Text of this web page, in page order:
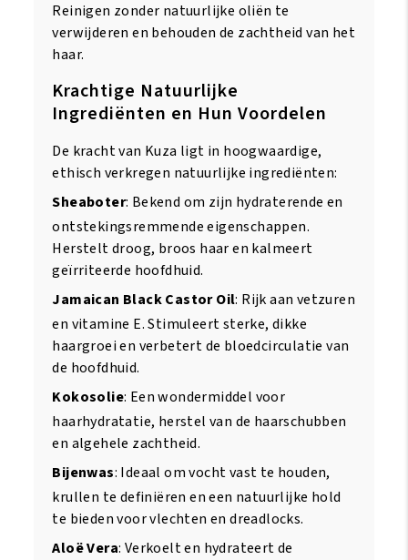
Reinigen zonder natuurlijke oliën te
verwijderen en behouden de zachtheid van het
haar.
Krachtige Natuurlijke
Ingrediënten en Hun Voordelen
De kracht van Kuza ligt in hoogwaardige,
ethisch verkregen natuurlijke ingrediënten:
Sheaboter: Bekend om zijn hydraterende en
ontstekingsremmende eigenschappen.
Herstelt droog, broos haar en kalmeert
geïrriteerde hoofdhuid.
Jamaican Black Castor Oil: Rijk aan vetzuren
en vitamine E. Stimuleert sterke, dikke
haargroei en verbetert de bloedcirculatie van
de hoofdhuid.
Kokosolie: Een wondermiddel voor
haarhydratatie, herstel van de haarschubben
en algehele zachtheid.
Bijenwas: Ideaal om vocht vast te houden,
krullen te definiëren en een natuurlijke hold
te bieden voor vlechten en dreadlocks.
Aloë Vera: Verkoelt en hydrateert de